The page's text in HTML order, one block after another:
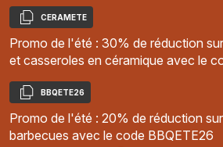
Copier
CERAMETE
Promo de l'été : 30% de réduction
et casseroles en céramique avec le
Copier
BBQETE26
Promo de l'été : 20% de réduction
barbecues avec le code BBQETE26